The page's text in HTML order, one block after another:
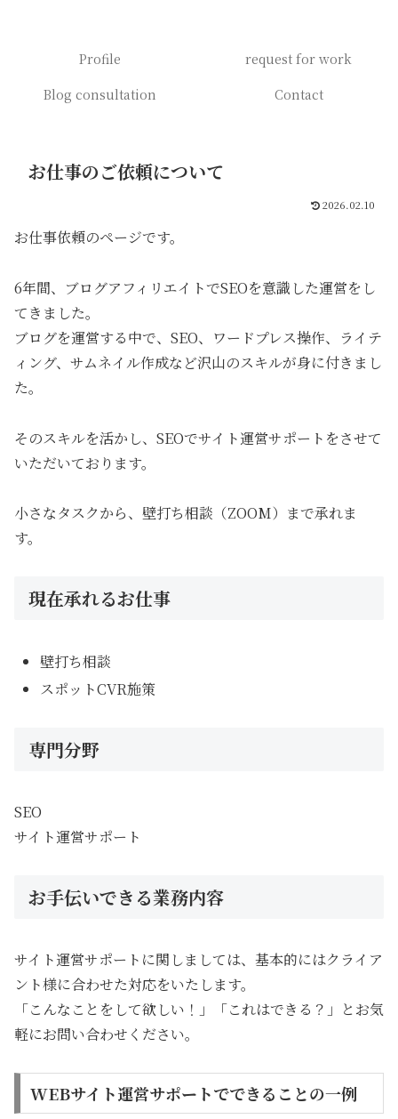
Profile
request for work
Blog consultation
Contact
お仕事のご依頼について
2026.02.10
お仕事依頼のページです。
6年間、ブログアフィリエイトでSEOを意識した運営をし
てきました。
ブログを運営する中で、SEO、ワードプレス操作、ライテ
ィング、サムネイル作成など沢山のスキルが身に付きまし
た。
そのスキルを活かし、SEOでサイト運営サポートをさせて
いただいております。
小さなタスクから、壁打ち相談（ZOOM）まで承れま
す。
現在承れるお仕事
壁打ち相談
スポットCVR施策
専門分野
SEO
サイト運営サポート
お手伝いできる業務内容
サイト運営サポートに関しましては、基本的にはクライア
ント様に合わせた対応をいたします。
「こんなことをして欲しい！」「これはできる？」とお気
軽にお問い合わせください。
WEBサイト運営サポートでできることの一例